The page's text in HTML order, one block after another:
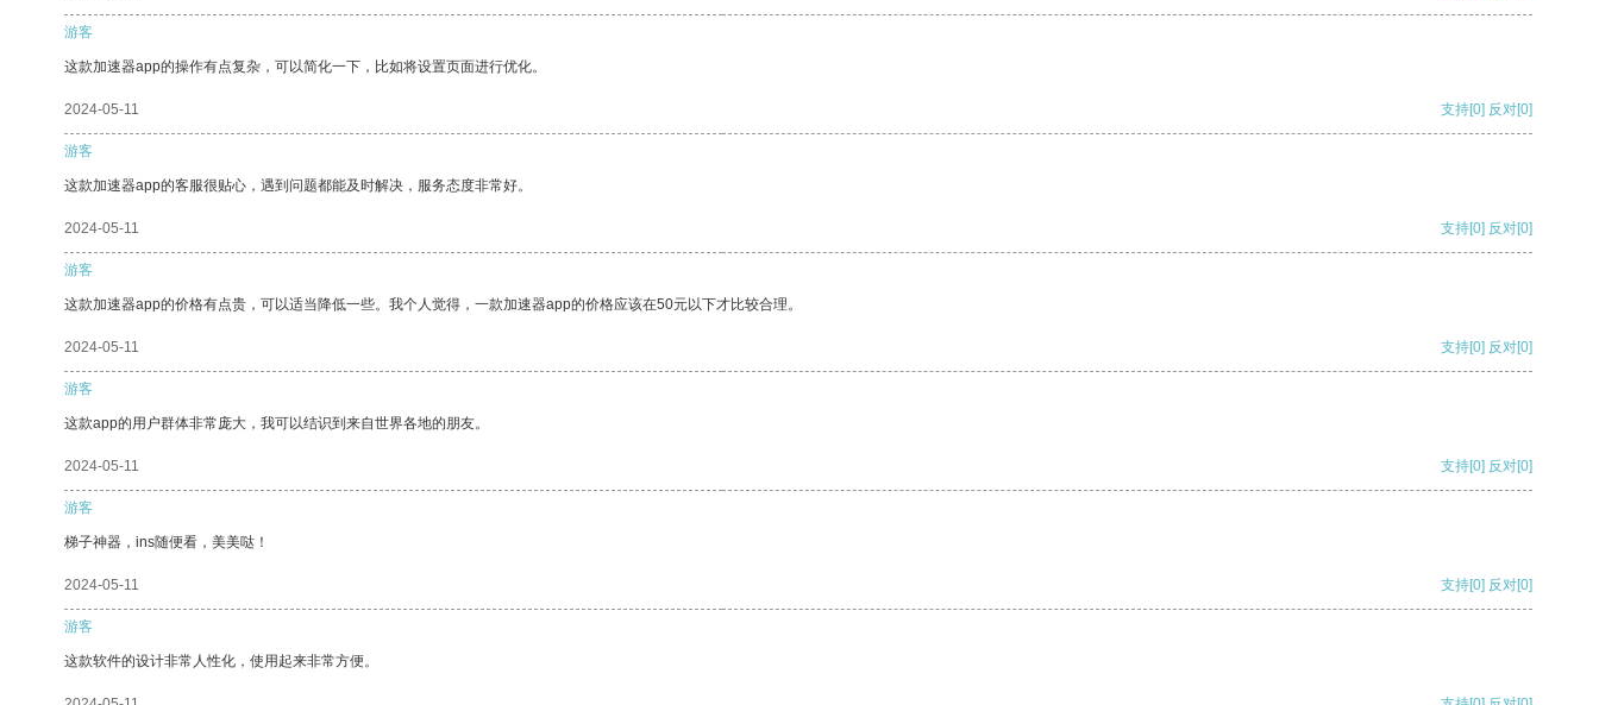
游客
这款加速器app的操作有点复杂，可以简化一下，比如将设置页面进行优化。
2024-05-11 支持[0] 反对[0]
游客
这款加速器app的客服很贴心，遇到问题都能及时解决，服务态度非常好。
2024-05-11 支持[0] 反对[0]
游客
这款加速器app的价格有点贵，可以适当降低一些。我个人觉得，一款加速器app的价格应该在50元以下才比较合理。
2024-05-11 支持[0] 反对[0]
游客
这款app的用户群体非常庞大，我可以结识到来自世界各地的朋友。
2024-05-11 支持[0] 反对[0]
游客
梯子神器，ins随便看，美美哒！
2024-05-11 支持[0] 反对[0]
游客
这款软件的设计非常人性化，使用起来非常方便。